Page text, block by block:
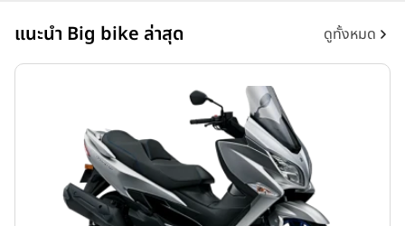
แนะนำ Big bike ล่าสุด ดูทั้งหมด